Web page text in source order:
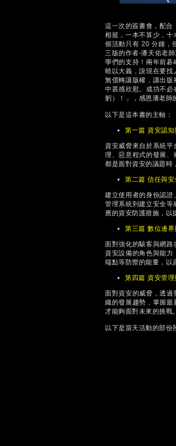
這一次的簽書會，配
相挺，一本不算少，
個活動只有 20 分鐘，
三版的作者-潘天佑老
學們的支持！兩年前
曉以大義，說現在要找
無償轉讓版權，讓出
中甚感欣慰。成功不
躬）！」，感恩潘老師
以下是這本書的主軸：
第一篇 資安認知
資安威脅來自於系統
理、惡意程式的發展、
都是面對資安的議題時
第二篇 信任與安
建立使用者的身份認
管理系統到建立安全
應的資安防護措施，以
第三篇 數位邊
面對強化的駭客與網
資安設備的角色與能力
端點等防禦的能量，以
第四篇 資安管
面對資安的威脅，透過
織的發展趨勢，掌握最
才能夠面對未來的挑戰。
以下是當天活動的部份